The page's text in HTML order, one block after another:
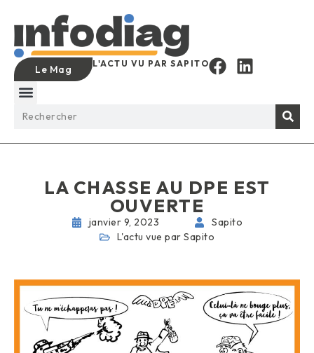
Le Mag L'ACTU VU PAR SAPITO
LA CHASSE AU DPE EST
OUVERTE
janvier 9, 2023
Sapito
L'actu vue par Sapito